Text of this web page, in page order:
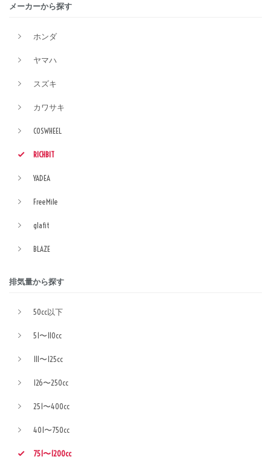
メーカーから探す
ホンダ
ヤマハ
スズキ
カワサキ
COSWHEEL
RICHBIT
YADEA
FreeMile
glafit
BLAZE
排気量から探す
50cc以下
51〜110cc
111〜125cc
126〜250cc
251〜400cc
401〜750cc
751〜1200cc